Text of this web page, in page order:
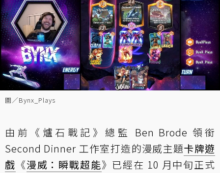
圖／Bynx_Plays
由前《爐石戰記》總監 Ben Brode 領銜
Second Dinner 工作室打造的漫威主題卡牌遊
戲 《漫威：瞬戰超能》已經在 10 月中旬正式